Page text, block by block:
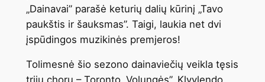
„Dainavai” parašė keturių dalių kūrinį „Tavo
paukštis ir šauksmas”. Taigi, laukia net dvi
įspūdingos muzikinės premjeros!
Tolimesnė šio sezono dainaviečių veikla tęsis